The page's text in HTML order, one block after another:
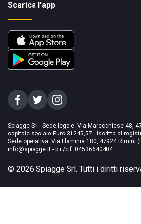
Scarica l'app
Spiagge Srl - Sede legale: Via Marecchiese 48,
capitale sociale Euro 31245,57 - Iscritta al
Sede operativa: Via Flaminia 180, 47924 Rimini
info@spiagge.it - p.i./c.f. 04536640404
© 2026 Spiagge Srl. Tutti i diritti